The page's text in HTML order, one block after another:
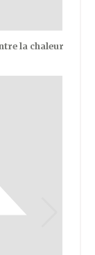
la chaleur